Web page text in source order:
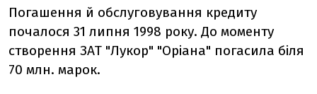
Погашення й обслуговування кредиту
почалося 31 липня 1998 року. До моменту
створення ЗАТ "Лукор" "Оріана" погасила біля
70 млн. марок.